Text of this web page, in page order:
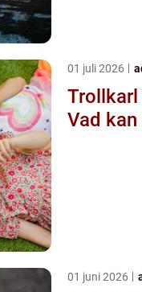
01 juli 2026
Trollkarl
Vad
01 juni 2026